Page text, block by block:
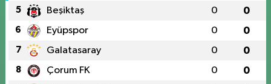
5 Beşiktaş 0 0
6 Eyüpspor 0 0
7 Galatasaray 0 0
8 Çorum FK 0 0